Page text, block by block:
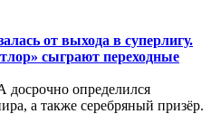
от выхода в суперлигу.
сыграют переходные
определился
а также серебряный призёр.